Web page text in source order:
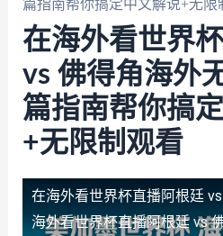
篇指南帮你搞定中文解说+无限
在海外看世界
vs 佛得角海外
篇指南帮你搞
+无限制观看
在海外看世界杯直播阿根廷
海外看世界杯直播阿根廷 vs